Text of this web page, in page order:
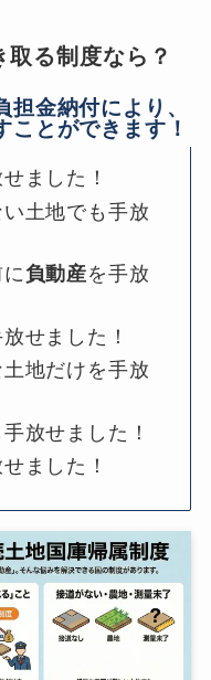
る制度なら？
金納付により、
ことができます！
ました！
土地でも手放
負動産を手放
せました！
地だけを手放
放せました！
ました！